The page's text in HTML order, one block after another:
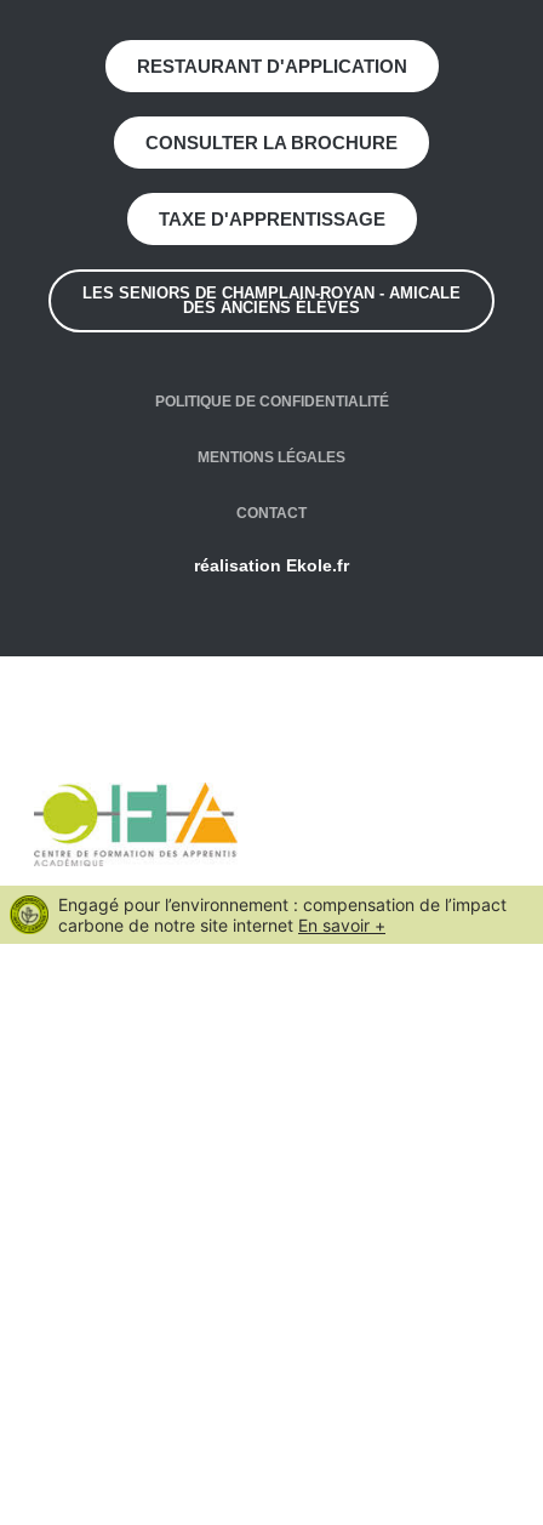
RESTAURANT D'APPLICATION
CONSULTER LA BROCHURE
TAXE D'APPRENTISSAGE
LES SENIORS DE CHAMPLAIN-ROYAN - AMICALE
DES ANCIENS ÉLÈVES
POLITIQUE DE CONFIDENTIALITÉ
MENTIONS LÉGALES
CONTACT
réalisation Ekole.fr
Engagé pour l’environnement : compensation de l’impact
carbone de notre site internet En savoir +